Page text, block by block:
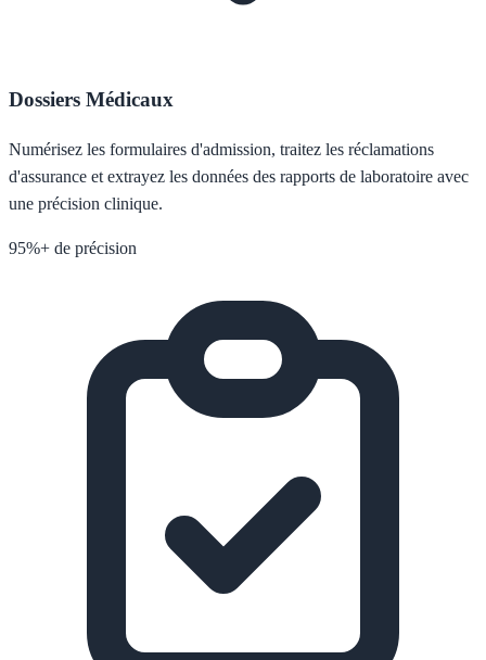
Dossiers Médicaux
Numérisez les formulaires d'admission, traitez les réclamations
d'assurance et extrayez les données des rapports de laboratoire avec
une précision clinique.
95%+ de précision